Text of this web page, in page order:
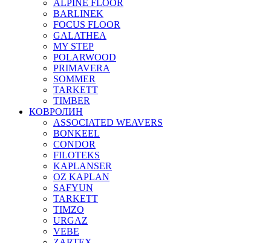
ALPINE FLOOR
BARLINEK
FOCUS FLOOR
GALATHEA
MY STEP
POLARWOOD
PRIMAVERA
SOMMER
TARKETT
TIMBER
КОВРОЛИН
ASSOCIATED WEAVERS
BONKEEL
CONDOR
FILOTEKS
KAPLANSER
OZ KAPLAN
SAFYUN
TARKETT
TIMZO
URGAZ
VEBE